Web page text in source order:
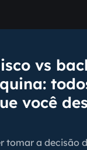
vs
você
tomar a decisão